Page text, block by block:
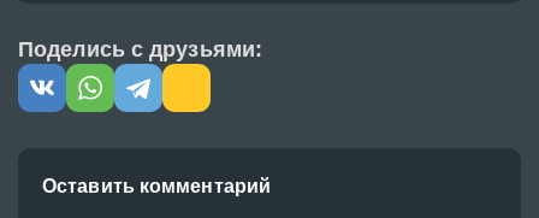
Поделись с друзьями:
Оставить комментарий